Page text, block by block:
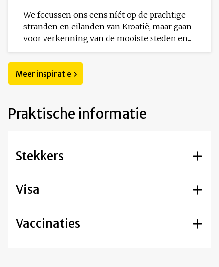
We focussen ons eens níét op de prachtige
stranden en eilanden van Kroatië, maar gaan
voor verkenning van de mooiste steden en...
Meer inspiratie
Praktische informatie
Stekkers
Visa
Vaccinaties